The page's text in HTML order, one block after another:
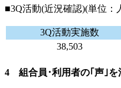
■3Q活動(近況確認)(単位：
3Q活動実施数
38,503
4 組合員･利用者の｢声｣を